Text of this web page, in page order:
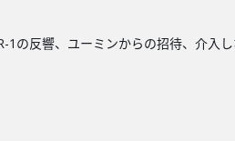
の反響、ユーミンからの招待、介入